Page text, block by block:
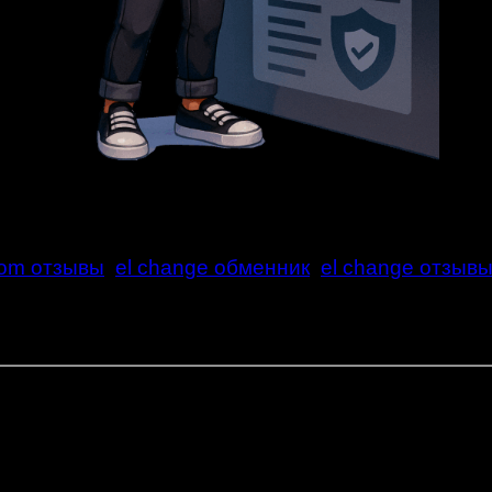
отзывы el change обменник el change отзывы